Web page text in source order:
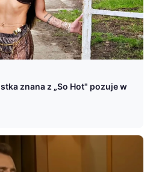
znana z „So Hot" pozuje w